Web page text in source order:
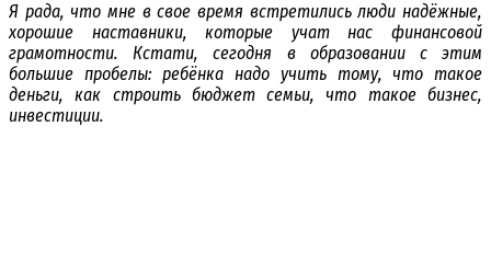
Я рада, что мне в свое время встретились люди надёжные,
хорошие наставники, которые учат нас финансовой
грамотности. Кстати, сегодня в образовании с этим
большие пробелы: ребёнка надо учить тому, что такое
деньги, как строить бюджет семьи, что такое бизнес,
инвестиции.